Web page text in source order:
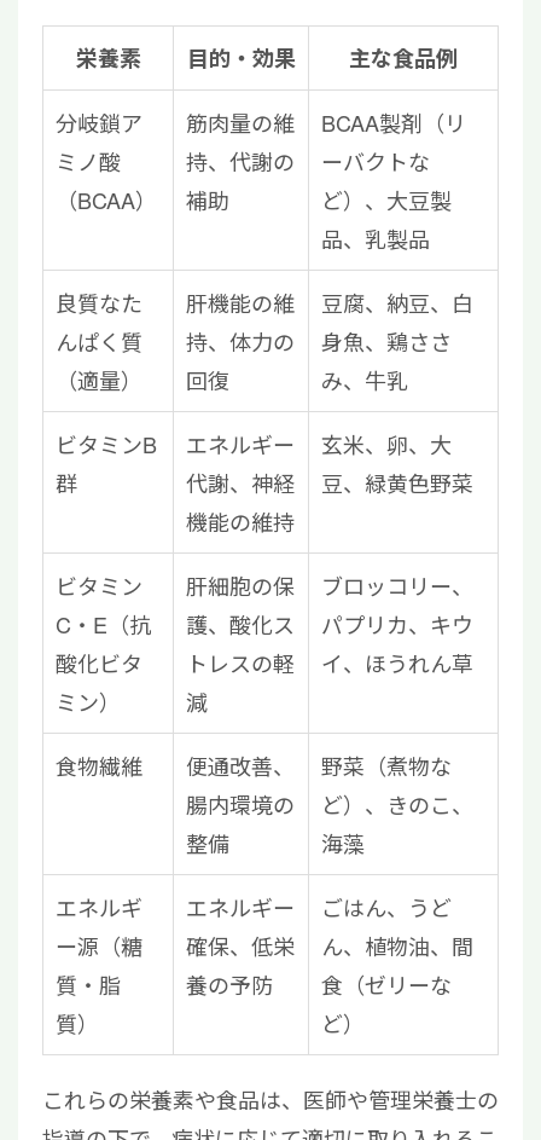
栄養素 目的・効果 主な食品例
分岐鎖ア
ミノ酸
（BCAA）
筋肉量の維
持、代謝の
補助
BCAA製剤（リ
ーバクトな
ど）、大豆製
品、乳製品
良質なた
んぱく質
（適量）
肝機能の維
持、体力の
回復
豆腐、納豆、白
身魚、鶏ささ
み、牛乳
ビタミンB
群
エネルギー
代謝、神経
機能の維持
玄米、卵、大
豆、緑黄色野菜
ビタミン
C・E（抗
酸化ビタ
ミン）
肝細胞の保
護、酸化ス
トレスの軽
減
ブロッコリー、
パプリカ、キウ
イ、ほうれん草
食物繊維
便通改善、
腸内環境の
整備
野菜（煮物な
ど）、きのこ、
海藻
エネルギ
ー源（糖
質・脂
質）
エネルギー
確保、低栄
養の予防
ごはん、うど
ん、植物油、間
食（ゼリーな
ど）
これらの栄養素や食品は、医師や管理栄養士の